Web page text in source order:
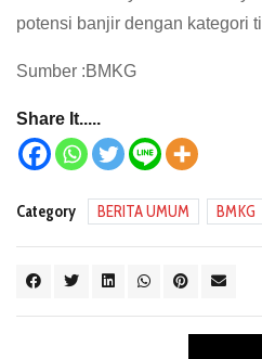
potensi banjir dengan kategori
Sumber :BMKG
Share It.....
Category BERITA UMUM BMKG